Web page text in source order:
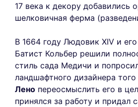
17 века к декору добавились
шелковичная ферма
В 1664 году Людовик XIV и
Батист Кольбер решили
стиль сада Медичи и
ландшафтного дизайнера
Лено переосмыслить его в
принялся за работу и придал